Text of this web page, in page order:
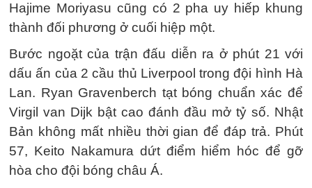
Hajime Moriyasu cũng có 2 pha uy hiếp khung
thành đối phương ở cuối hiệp một.
Bước ngoặt của trận đấu diễn ra ở phút 21 với
dấu ấn của 2 cầu thủ Liverpool trong đội hình Hà
Lan. Ryan Gravenberch tạt bóng chuẩn xác để
Virgil van Dijk bật cao đánh đầu mở tỷ số. Nhật
Bản không mất nhiều thời gian để đáp trả. Phút
57, Keito Nakamura dứt điểm hiểm hóc để gỡ
hòa cho đội bóng châu Á.